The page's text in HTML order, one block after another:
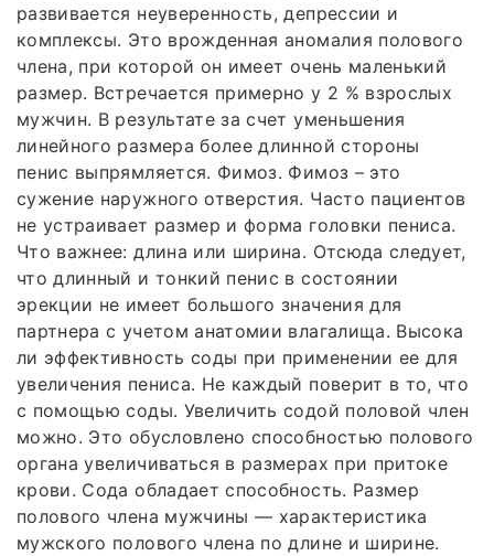
развивается неуверенность, депрессии и
комплексы. Это врожденная аномалия полового
члена, при которой он имеет очень маленький
размер. Встречается примерно у 2 % взрослых
мужчин. В результате за счет уменьшения
линейного размера более длинной стороны
пенис выпрямляется. Фимоз. Фимоз – это
сужение наружного отверстия. Часто пациентов
не устраивает размер и форма головки пениса.
Что важнее: длина или ширина. Отсюда следует,
что длинный и тонкий пенис в состоянии
эрекции не имеет большого значения для
партнера с учетом анатомии влагалища. Высока
ли эффективность соды при применении ее для
увеличения пениса. Не каждый поверит в то, что
с помощью соды. Увеличить содой половой член
можно. Это обусловлено способностью полового
органа увеличиваться в размерах при притоке
крови. Сода обладает способность. Размер
полового члена мужчины — характеристика
мужского полового члена по длине и ширине.